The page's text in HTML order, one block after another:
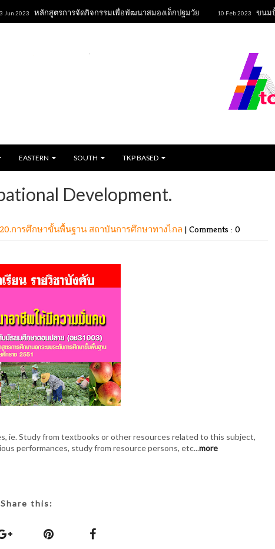
หลักสูตรการจัดกิจกรรมเพื่อพัฒนาสมองเด็กปฐมวัย 10 Feb 2023 ขนมปั้นขลิบ
EASTERN SOUTH TKP BASED
Development.
20.การศึกษาขั้นพื้นฐาน สถาบันการศึกษาทางไกล | Comments : 0
ie. Study from textbooks or other resources related to this subject,
performances, study from resource persons, etc...more
Share this: